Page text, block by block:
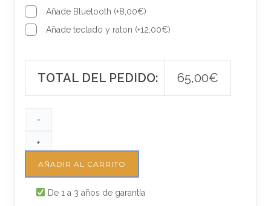
Añade Bluetooth (+8,00€)
Añade teclado y raton (+12,00€)
TOTAL DEL PEDIDO: 65,00€
-
+
AÑADIR AL CARRITO
De 1 a 3 años de garantía